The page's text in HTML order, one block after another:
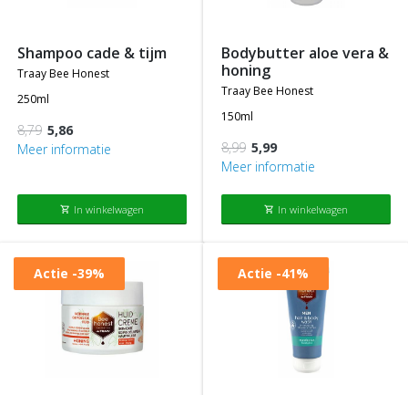
shampoo cade & tijm
traay bee honest
250ml
8,79 5,86
Meer informatie
shopping_cart In winkelwagen
bodybutter aloe vera &
honing
traay bee honest
150ml
8,99 5,99
Meer informatie
shopping_cart In winkelwagen
Actie -39% Actie -41%